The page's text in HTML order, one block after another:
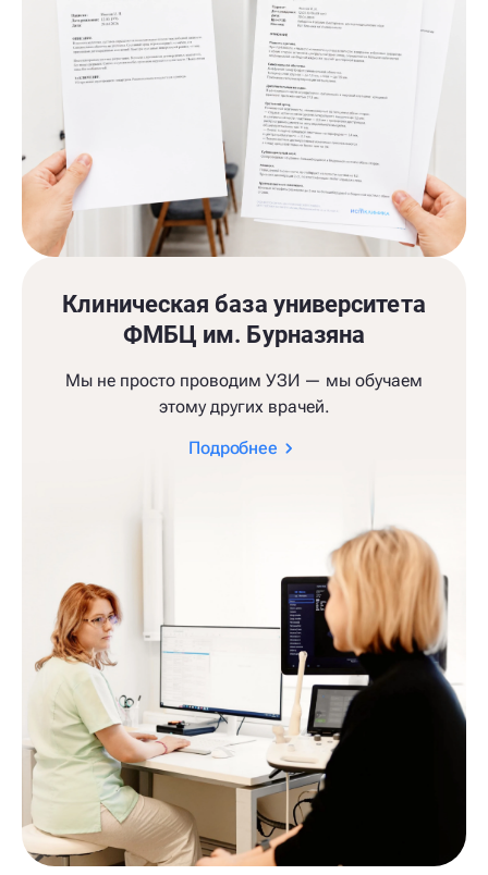
Клиническая база университета
ФМБЦ им. Бурназяна
Мы не просто проводим УЗИ — мы обучаем
этому других врачей.
Подробнее